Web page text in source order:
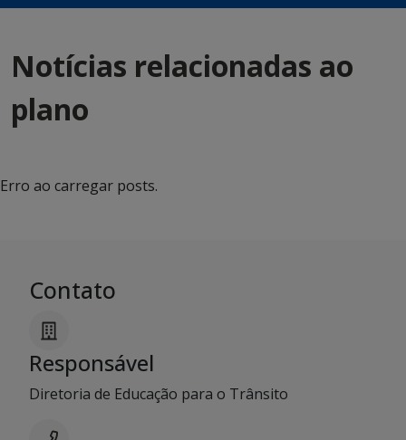
Notícias relacionadas ao
plano
Erro ao carregar posts.
Contato
Responsável
Diretoria de Educação para o Trânsito